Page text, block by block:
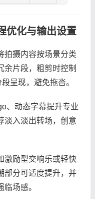
优化与输出设置
拍摄内容按场景分类
余片段，粗剪时控制
呈现，避免拖沓。
、动态字幕提升专业
淡入淡出转场，创意
激励型交响乐或轻快
部分可适度提升，并
场感。